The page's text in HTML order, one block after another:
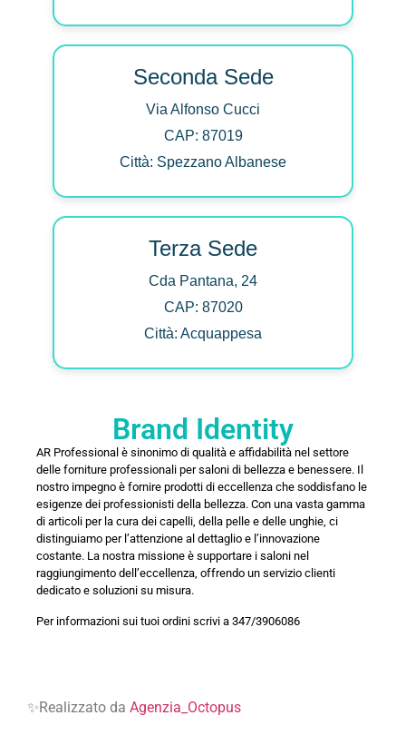
Seconda Sede
Via Alfonso Cucci
CAP: 87019
Città: Spezzano Albanese
Terza Sede
Cda Pantana, 24
CAP: 87020
Città: Acquappesa
Brand Identity
AR Professional è sinonimo di qualità e affidabilità nel settore
delle forniture professionali per saloni di bellezza e benessere. Il
nostro impegno è fornire prodotti di eccellenza che soddisfano le
esigenze dei professionisti della bellezza. Con una vasta gamma
di articoli per la cura dei capelli, della pelle e delle unghie, ci
distinguiamo per l’attenzione al dettaglio e l’innovazione
costante. La nostra missione è supportare i saloni nel
raggiungimento dell’eccellenza, offrendo un servizio clienti
dedicato e soluzioni su misura.
Per informazioni sui tuoi ordini scrivi a 347/3906086
✨Realizzato da Agenzia_Octopus